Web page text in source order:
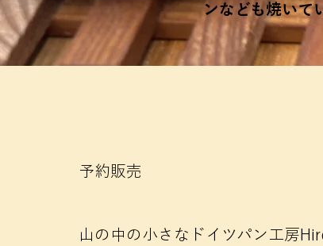
ンなども焼いて
​予約販売
山の中の小さなドイツパン工房